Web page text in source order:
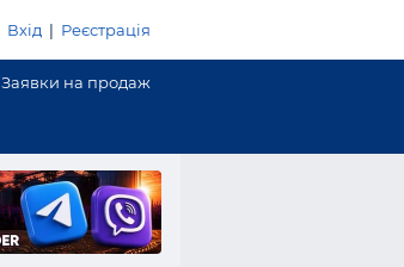
Вхід | Реєстрація
Заявки на продаж